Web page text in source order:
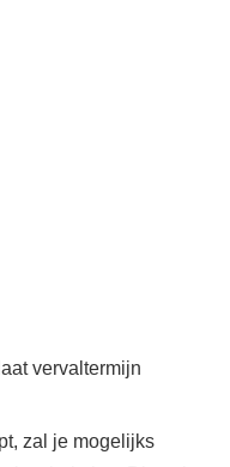
zal je mogelijks